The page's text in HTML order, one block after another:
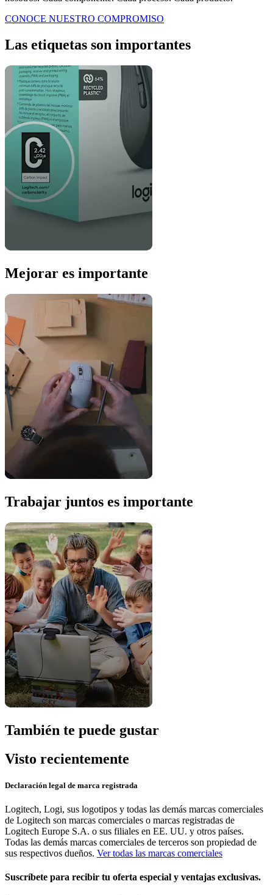
CONOCE NUESTRO COMPROMISO
Las etiquetas son importantes
Mejorar es importante
Trabajar juntos es importante
También te puede gustar
Visto recientemente
Declaración legal de marca registrada
Logitech, Logi, sus logotipos y todas las demás marcas comerciales
de Logitech son marcas comerciales o marcas registradas de
Logitech Europe S.A. o sus filiales en EE. UU. y otros países.
Todas las demás marcas comerciales de terceros son propiedad de
sus respectivos dueños. Ver todas las marcas comerciales
Suscríbete para recibir tu oferta especial y ventajas exclusivas.